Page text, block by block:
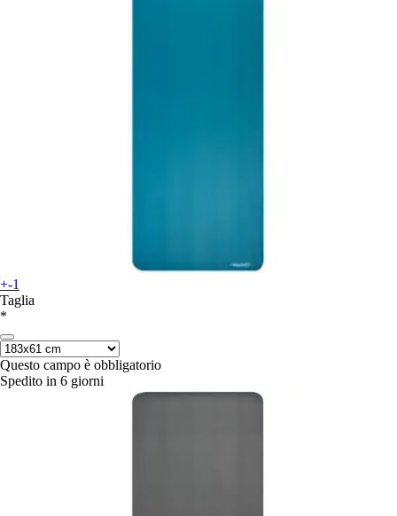
+-1
Taglia
*
Questo campo è obbligatorio
Spedito in 6 giorni